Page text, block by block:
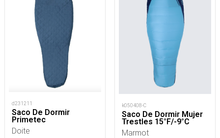
d231211
Saco De Dormir
Primetec
Doite
k050408-C
Saco De Dormir Mujer
Trestles 15°F/-9°C
Marmot